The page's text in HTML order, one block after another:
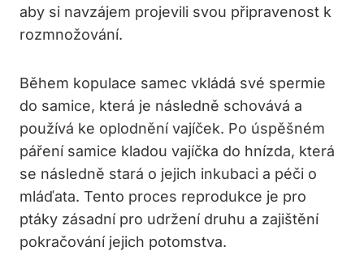
aby si navzájem projevili svou připravenost k
rozmnožování.
Během kopulace samec vkládá své spermie
do samice, která je následně schovává a
používá ke oplodnění vajíček. Po úspěšném
páření samice kladou vajíčka do hnízda, která
se následně stará o jejich inkubaci a péči o
mláďata. Tento proces reprodukce je pro
ptáky zásadní pro udržení druhu a zajištění
pokračování jejich potomstva.